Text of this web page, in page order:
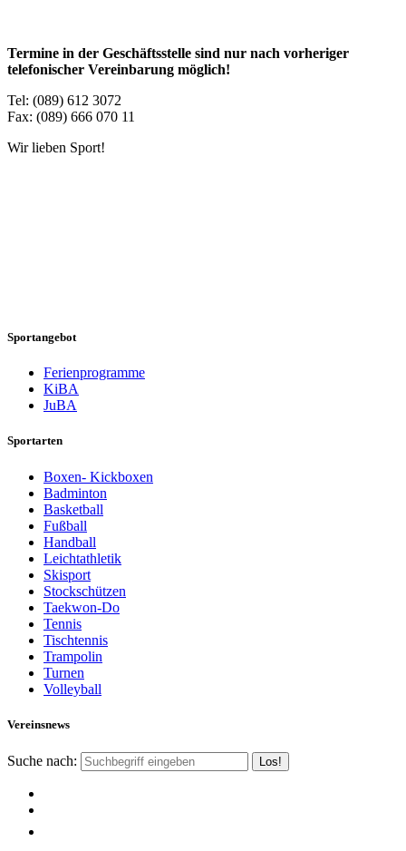
Termine in der Geschäftsstelle sind nur nach vorheriger
telefonischer Vereinbarung möglich!
Tel: (089) 612 3072
Fax: (089) 666 070 11
Wir lieben Sport!
Sportangebot
Ferienprogramme
KiBA
JuBA
Sportarten
Boxen- Kickboxen
Badminton
Basketball
Fußball
Handball
Leichtathletik
Skisport
Stockschützen
Taekwon-Do
Tennis
Tischtennis
Trampolin
Turnen
Volleyball
Vereinsnews
Suche nach: